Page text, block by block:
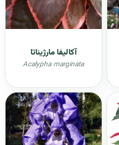
آکالیفا مارژیناتا
Acalypha marginata